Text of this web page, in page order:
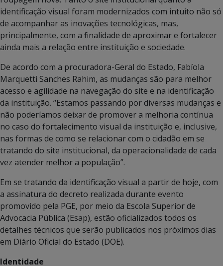
identificação visual foram modernizados com intuito não só
de acompanhar as inovações tecnológicas, mas,
principalmente, com a finalidade de aproximar e fortalecer
ainda mais a relação entre instituição e sociedade.
De acordo com a procuradora-Geral do Estado, Fabíola
Marquetti Sanches Rahim, as mudanças são para melhor
acesso e agilidade na navegação do site e na identificação
da instituição. “Estamos passando por diversas mudanças e
não poderíamos deixar de promover a melhoria contínua
no caso do fortalecimento visual da instituição e, inclusive,
nas formas de como se relacionar com o cidadão em se
tratando do site institucional, da operacionalidade de cada
vez atender melhor a população”.
Em se tratando da identificação visual a partir de hoje, com
a assinatura do decreto realizada durante evento
promovido pela PGE, por meio da Escola Superior de
Advocacia Pública (Esap), estão oficializados todos os
detalhes técnicos que serão publicados nos próximos dias
em Diário Oficial do Estado (DOE).
Identidade